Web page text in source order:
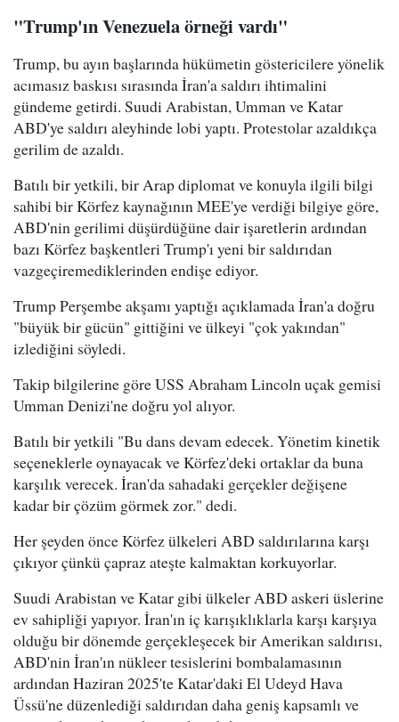
"Trump'ın Venezuela örneği vardı"
Trump, bu ayın başlarında hükümetin göstericilere yönelik
acımasız baskısı sırasında İran'a saldırı ihtimalini
gündeme getirdi. Suudi Arabistan, Umman ve Katar
ABD'ye saldırı aleyhinde lobi yaptı. Protestolar azaldıkça
gerilim de azaldı.
Batılı bir yetkili, bir Arap diplomat ve konuyla ilgili bilgi
sahibi bir Körfez kaynağının MEE'ye verdiği bilgiye göre,
ABD'nin gerilimi düşürdüğüne dair işaretlerin ardından
bazı Körfez başkentleri Trump'ı yeni bir saldırıdan
vazgeçiremediklerinden endişe ediyor.
Trump Perşembe akşamı yaptığı açıklamada İran'a doğru
"büyük bir gücün" gittiğini ve ülkeyi "çok yakından"
izlediğini söyledi.
Takip bilgilerine göre USS Abraham Lincoln uçak gemisi
Umman Denizi'ne doğru yol alıyor.
Batılı bir yetkili "Bu dans devam edecek. Yönetim kinetik
seçeneklerle oynayacak ve Körfez'deki ortaklar da buna
karşılık verecek. İran'da sahadaki gerçekler değişene
kadar bir çözüm görmek zor." dedi.
Her şeyden önce Körfez ülkeleri ABD saldırılarına karşı
çıkıyor çünkü çapraz ateşte kalmaktan korkuyorlar.
Suudi Arabistan ve Katar gibi ülkeler ABD askeri üslerine
ev sahipliği yapıyor. İran'ın iç karışıklıklarla karşı karşıya
olduğu bir dönemde gerçekleşecek bir Amerikan saldırısı,
ABD'nin İran'ın nükleer tesislerini bombalamasının
ardından Haziran 2025'te Katar'daki El Udeyd Hava
Üssü'ne düzenlediği saldırıdan daha geniş kapsamlı ve